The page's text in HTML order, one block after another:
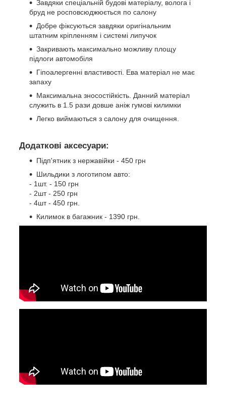
Завдяки спеціальній будові матеріалу, волога і
бруд не росповсюджюється по салону
Добре фіксуються завдяки оригінальним
штатним кріпленням і системі липучок
Закривають максимально можливу площу
підлоги автомобіля
Гіпоалергенні властивості. Ева матеріал не має
запаху
Максимальна зносостійкість. Данний матеріал
служить в 1.5 рази довше аніж гумові килимки
Легко виймаються з салону для очищення.
Додаткові аксесуари:
Підп'ятник з нержавійки - 450 грн
Шильдики з логотипом авто:
- 1шт. - 150 грн
- 2шт - 250 грн
- 4шт - 450 грн.
Килимок в багажник - 1390 грн.